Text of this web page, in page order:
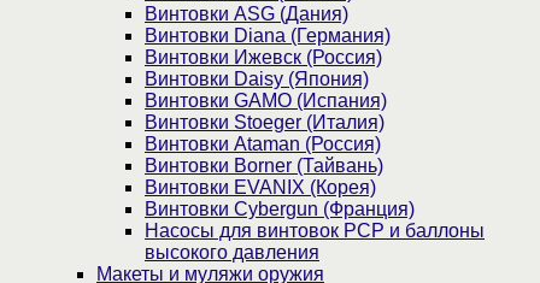
Винтовки ASG (Дания)
Винтовки Diana (Германия)
Винтовки Ижевск (Россия)
Винтовки Daisy (Япония)
Винтовки GAMO (Испания)
Винтовки Stoeger (Италия)
Винтовки Ataman (Россия)
Винтовки Borner (Тайвань)
Винтовки EVANIX (Корея)
Винтовки Cybergun (Франция)
Насосы для винтовок PCP и баллоны
высокого давления
Макеты и муляжи оружия